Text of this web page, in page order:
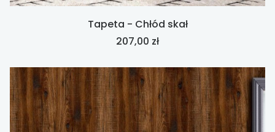
Tapeta - Chłód skał
Cena
207,00 zł